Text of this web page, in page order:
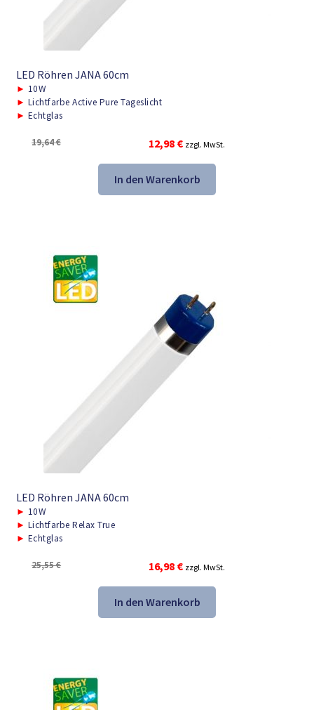
LED Röhren JANA 60cm
► 10W
► Lichtfarbe Active Pure Tageslicht
► Echtglas
19,64€
Ursprünglicher
Preis
war:
19,64 €
12,98 €Aktueller
Preis
ist:
12,98 €.
zzgl. MwSt.
In den Warenkorb
LED Röhren JANA 60cm
► 10W
► Lichtfarbe Relax True
► Echtglas
25,55€
Ursprünglicher
Preis
war:
25,55 €
16,98 €Aktueller
Preis
ist:
16,98 €.
zzgl. MwSt.
In den Warenkorb